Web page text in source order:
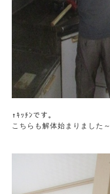
↑ｷｯﾁﾝです。
こちらも解体始まりました～